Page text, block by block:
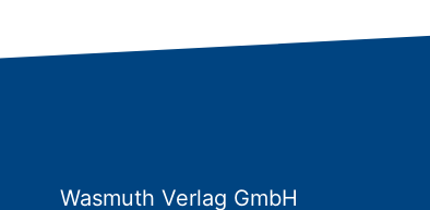
Wasmuth Verlag GmbH